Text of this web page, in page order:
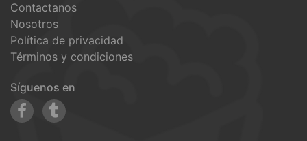
Contactanos
Nosotros
Política de privacidad
Términos y condiciones
Síguenos en